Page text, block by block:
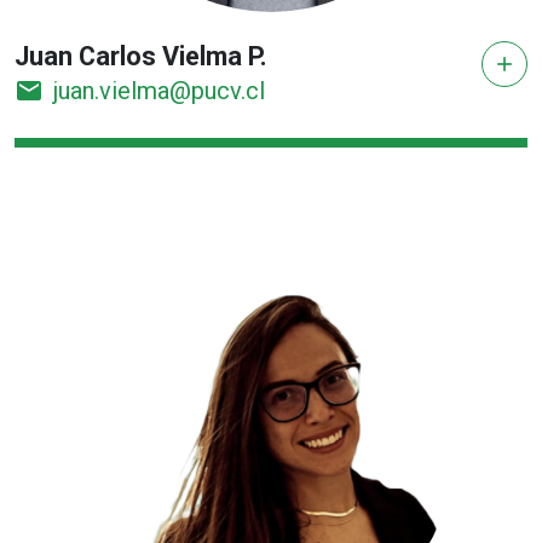
Juan Carlos Vielma P.
email juan.vielma@pucv.cl
add